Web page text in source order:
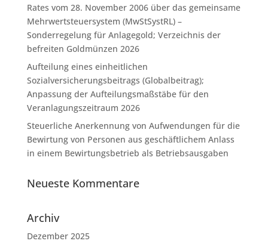
Rates vom 28. November 2006 über das gemeinsame
Mehrwertsteuersystem (MwStSystRL) –
Sonderregelung für Anlagegold; Verzeichnis der
befreiten Goldmünzen 2026
Aufteilung eines einheitlichen
Sozialversicherungsbeitrags (Globalbeitrag);
Anpassung der Aufteilungsmaßstäbe für den
Veranlagungszeitraum 2026
Steuerliche Anerkennung von Aufwendungen für die
Bewirtung von Personen aus geschäftlichem Anlass
in einem Bewirtungsbetrieb als Betriebsausgaben
Neueste Kommentare
Archiv
Dezember 2025